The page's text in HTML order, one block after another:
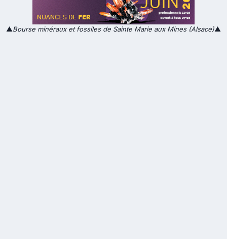
▲Bourse minéraux et fossiles de Sainte Marie aux Mines (Alsace)▲